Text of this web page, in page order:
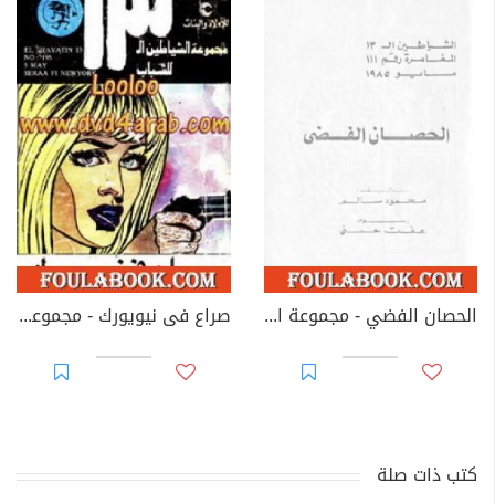
الحصان الفضي - مجموعة الشياطين ال 13 صراع فى نيويورك - مجموعة الشياطين ال 13
كتب ذات صلة